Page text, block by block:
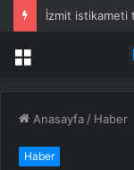
Menü
Anasayfa / Haber
Haber